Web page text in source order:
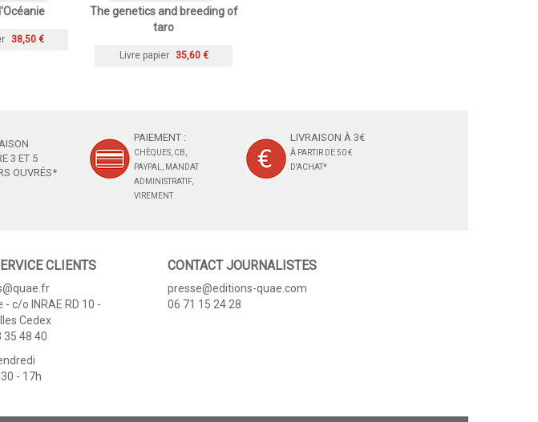
38,50 €
The genetics and breeding of
taro
Livre papier 35,60 €
3 ET 5
OUVRÉS*
PAIEMENT :
CHÈQUES, CB,
PAYPAL, MANDAT
ADMINISTRATIF,
VIREMENT
LIVRAISON À 3€
À PARTIR DE 50 €
D'ACHAT*
CLIENTS
- c/o INRAE RD 10 -
Cedex
35 48 40
- 17h
CONTACT JOURNALISTES
presse@editions-quae.com
06 71 15 24 28